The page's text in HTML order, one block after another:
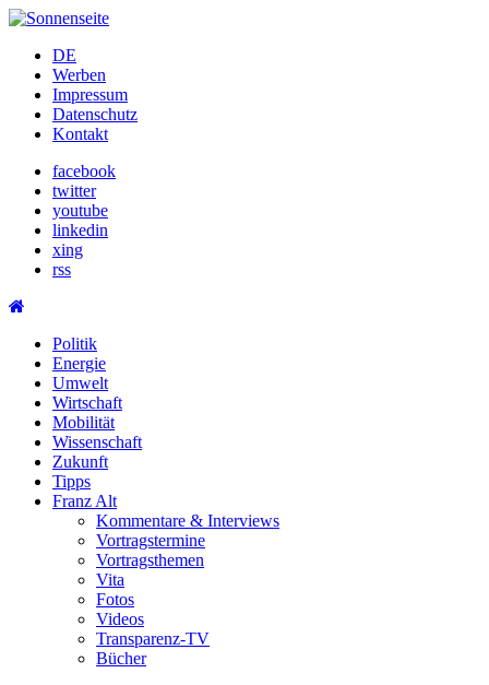
Skip
contentDE
Werben
Impressum
Datenschutz
Kontakt
facebook
twitter
youtube
linkedin
xing
rss
Politik
Energie
Umwelt
Wirtschaft
Mobilität
Wissenschaft
Zukunft
Tipps
Franz Alt
Kommentare & Interviews
Vortragstermine
Vortragsthemen
Vita
Fotos
Videos
Transparenz-TV
Bücher